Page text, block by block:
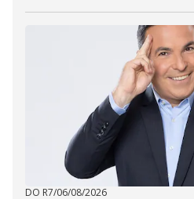
DO R7/06/08/2026